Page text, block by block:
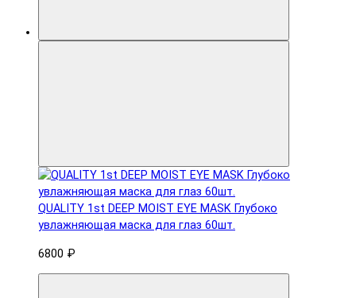
QUALITY 1st DEEP MOIST EYE MASK Глубоко
увлажняющая маска для глаз 60шт.
6800 ₽